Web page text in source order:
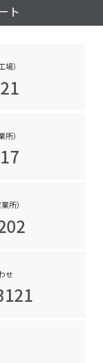
ト
）
）
所）
せ